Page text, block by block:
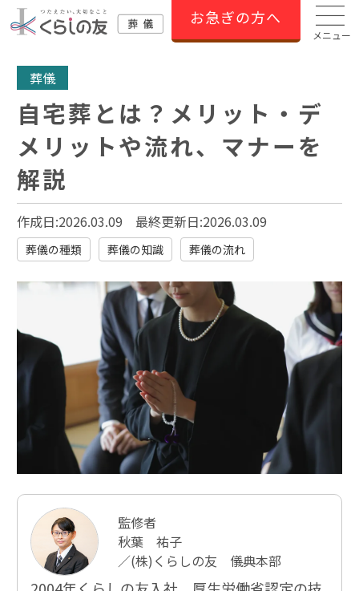
お急ぎの方へ
メニュー
葬儀
自宅葬とは？メリット・デ
メリットや流れ、マナーを
解説
葬儀の種類 葬儀の知識 葬儀の流れ
作成日:2026.03.09 最終更新日:2026.03.09
監修者
秋葉 祐子
／(株)くらしの友 儀典本部